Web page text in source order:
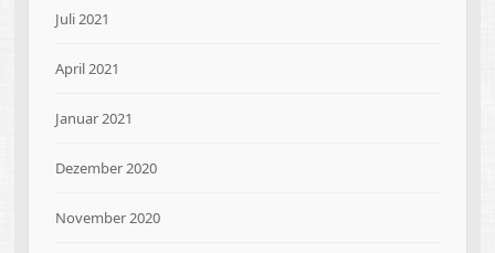
Juli 2021
April 2021
Januar 2021
Dezember 2020
November 2020